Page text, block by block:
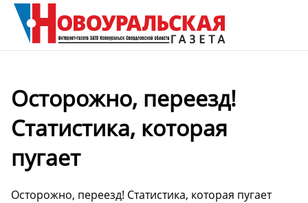
Осторожно, переезд!
Статистика, которая
пугает
Осторожно, переезд! Статистика, которая пугает